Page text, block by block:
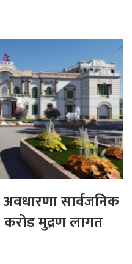
अवधारणा सार्वजनिक
करोड मुद्रण लागत